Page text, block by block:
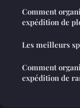
Comment
expédition de
Les meilleurs
Comment
expédition de